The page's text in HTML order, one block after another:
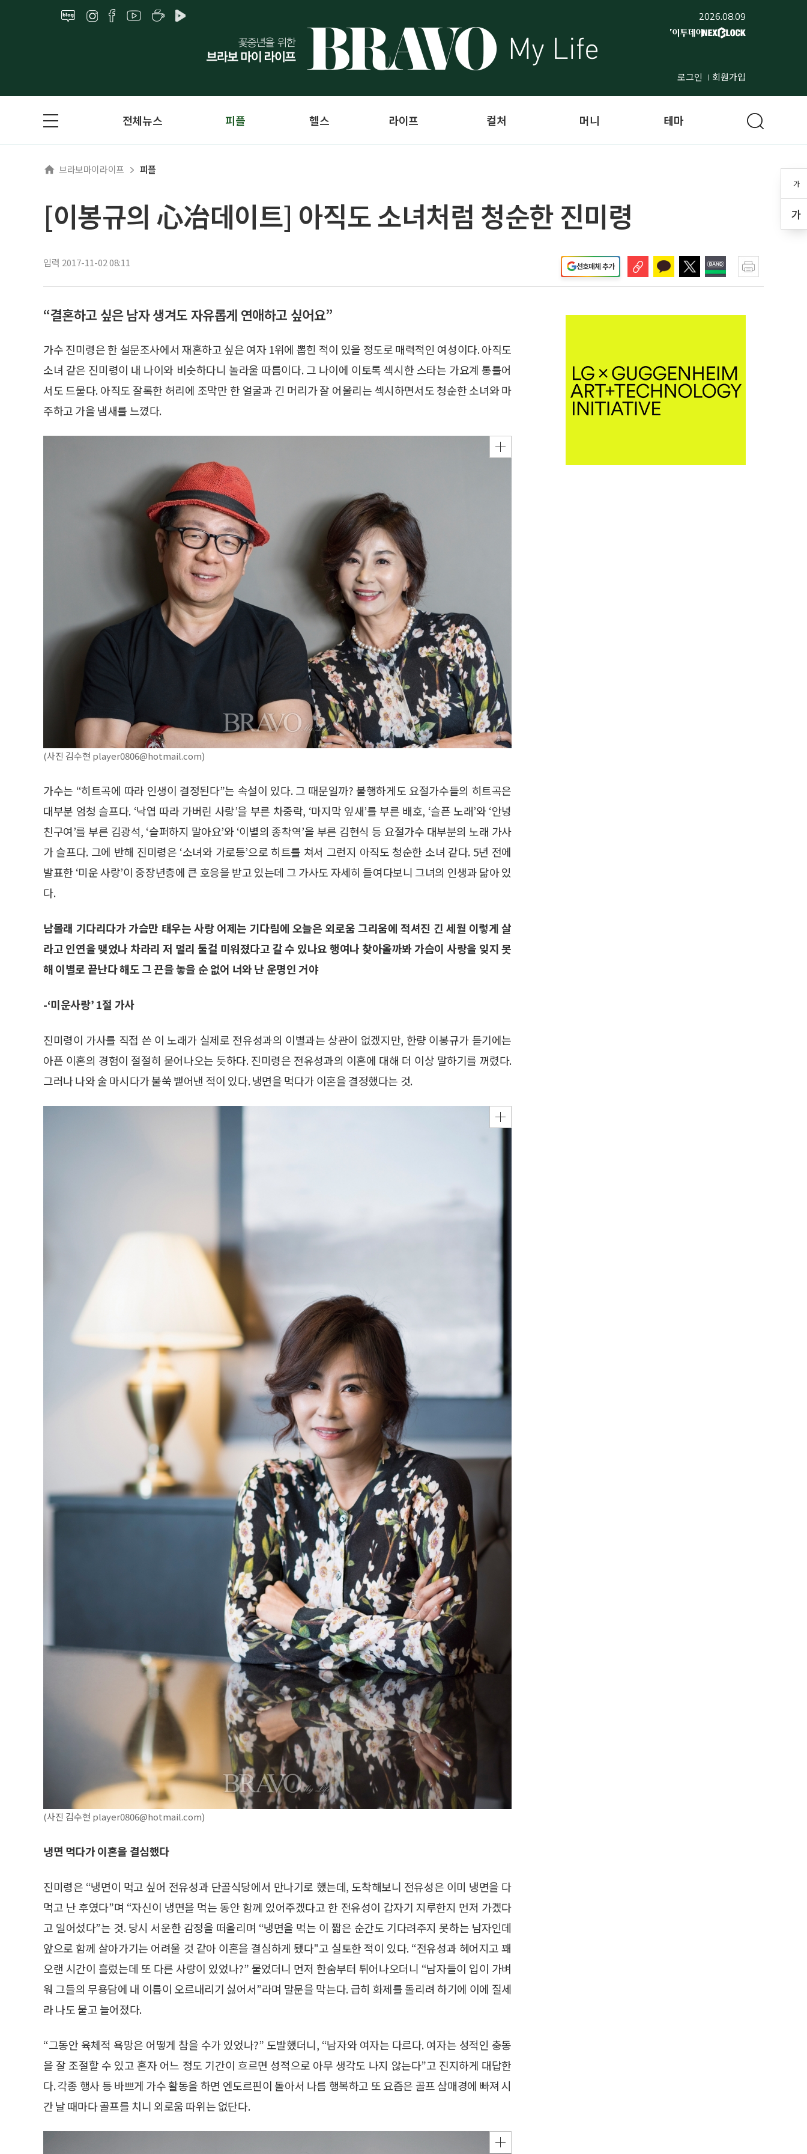
2026.08.09
로그인 회원가입
가
가
전체뉴스 피플 헬스 라이프 컬처 머니 테마
브라보마이라이프 피플
[이봉규의 心冶데이트] 아직도 소녀처럼 청순한 진미령
입력 2017-11-02 08:11 선호매체 추가
“결혼하고 싶은 남자 생겨도 자유롭게 연애하고 싶어요”
가수 진미령은 한 설문조사에서 재혼하고 싶은 여자 1위에 뽑힌 적이 있을 정도로 매력적인 여성이다. 아직도
소녀 같은 진미령이 내 나이와 비슷하다니 놀라울 따름이다. 그 나이에 이토록 섹시한 스타는 가요계 통틀어
서도 드물다. 아직도 잘록한 허리에 조막만 한 얼굴과 긴 머리가 잘 어울리는 섹시하면서도 청순한 소녀와 마
주하고 가을 냄새를 느꼈다.
(사진 김수현 player0806@hotmail.com)
가수는 “히트곡에 따라 인생이 결정된다”는 속설이 있다. 그 때문일까? 불행하게도 요절가수들의 히트곡은
대부분 엄청 슬프다. ‘낙엽 따라 가버린 사랑’을 부른 차중락, ‘마지막 잎새’를 부른 배호, ‘슬픈 노래’와 ‘안녕
친구여’를 부른 김광석, ‘슬퍼하지 말아요’와 ‘이별의 종착역’을 부른 김현식 등 요절가수 대부분의 노래 가사
가 슬프다. 그에 반해 진미령은 ‘소녀와 가로등’으로 히트를 쳐서 그런지 아직도 청순한 소녀 같다. 5년 전에
발표한 ‘미운 사랑’이 중장년층에 큰 호응을 받고 있는데 그 가사도 자세히 들여다보니 그녀의 인생과 닮아 있
다.
남몰래 기다리다가 가슴만 태우는 사랑 어제는 기다림에 오늘은 외로움 그리움에 적셔진 긴 세월 이렇게 살
라고 인연을 맺었나 차라리 저 멀리 둘걸 미워졌다고 갈 수 있나요 행여나 찾아올까봐 가슴이 사랑을 잊지 못
해 이별로 끝난다 해도 그 끈을 놓을 순 없어 너와 난 운명인 거야
-‘미운사랑’ 1절 가사
진미령이 가사를 직접 쓴 이 노래가 실제로 전유성과의 이별과는 상관이 없겠지만, 한량 이봉규가 듣기에는
아픈 이혼의 경험이 절절히 묻어나오는 듯하다. 진미령은 전유성과의 이혼에 대해 더 이상 말하기를 꺼렸다.
그러나 나와 술 마시다가 불쑥 뱉어낸 적이 있다. 냉면을 먹다가 이혼을 결정했다는 것.
(사진 김수현 player0806@hotmail.com)
냉면 먹다가 이혼을 결심했다
진미령은 “냉면이 먹고 싶어 전유성과 단골식당에서 만나기로 했는데, 도착해보니 전유성은 이미 냉면을 다
먹고 난 후였다”며 “자신이 냉면을 먹는 동안 함께 있어주겠다고 한 전유성이 갑자기 지루한지 먼저 가겠다
고 일어섰다”는 것. 당시 서운한 감정을 떠올리며 “냉면을 먹는 이 짧은 순간도 기다려주지 못하는 남자인데
앞으로 함께 살아가기는 어려울 것 같아 이혼을 결심하게 됐다"고 실토한 적이 있다. “전유성과 헤어지고 꽤
오랜 시간이 흘렀는데 또 다른 사랑이 있었나?” 물었더니 먼저 한숨부터 튀어나오더니 “남자들이 입이 가벼
워 그들의 무용담에 내 이름이 오르내리기 싫어서”라며 말문을 막는다. 급히 화제를 돌리려 하기에 이에 질세
라 나도 물고 늘어졌다.
“그동안 육체적 욕망은 어떻게 참을 수가 있었나?” 도발했더니, “남자와 여자는 다르다. 여자는 성적인 충동
을 잘 조절할 수 있고 혼자 어느 정도 기간이 흐르면 성적으로 아무 생각도 나지 않는다”고 진지하게 대답한
다. 각종 행사 등 바쁘게 가수 활동을 하면 엔도르핀이 돌아서 나름 행복하고 또 요즘은 골프 삼매경에 빠져 시
간 날 때마다 골프를 치니 외로움 따위는 없단다.